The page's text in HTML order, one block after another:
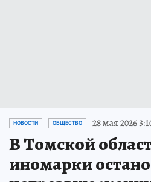
НОВОСТИ ОБЩЕСТВО 28 мая 2026
В Томской
иномарки